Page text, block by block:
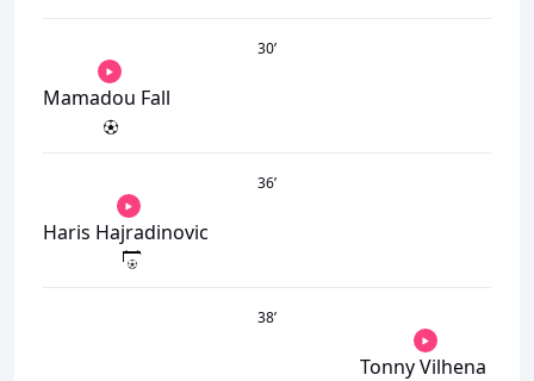
30’
Mamadou Fall
36’
Haris Hajradinovic
38’
Tonny Vilhena